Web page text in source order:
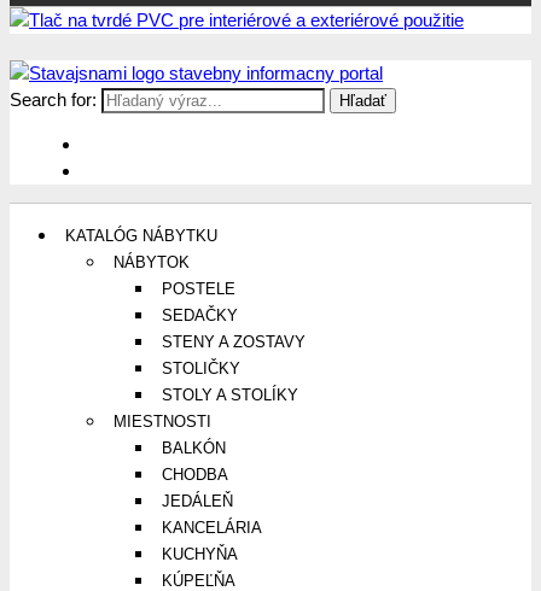
Stavajsnami.sk
Stavebníctvo, stavby, byty, domy a všetko o nich
Search for:
KATALÓG NÁBYTKU
NÁBYTOK
POSTELE
SEDAČKY
STENY A ZOSTAVY
STOLIČKY
STOLY A STOLÍKY
MIESTNOSTI
BALKÓN
CHODBA
JEDÁLEŇ
KANCELÁRIA
KUCHYŇA
KÚPEĽŇA